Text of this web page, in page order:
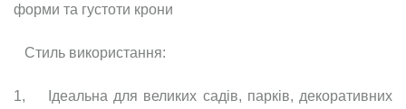
форми та густоти крони
Стиль використання:
1, Ідеальна для великих садів, парків, декоративних